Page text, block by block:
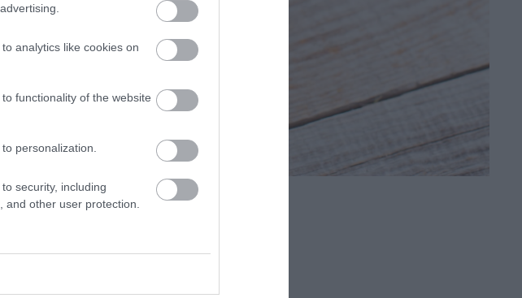
analytics like cookies on
functionality of the website
personalization.
security, including
other user protection.
segít a szín és íz megőrzésében).